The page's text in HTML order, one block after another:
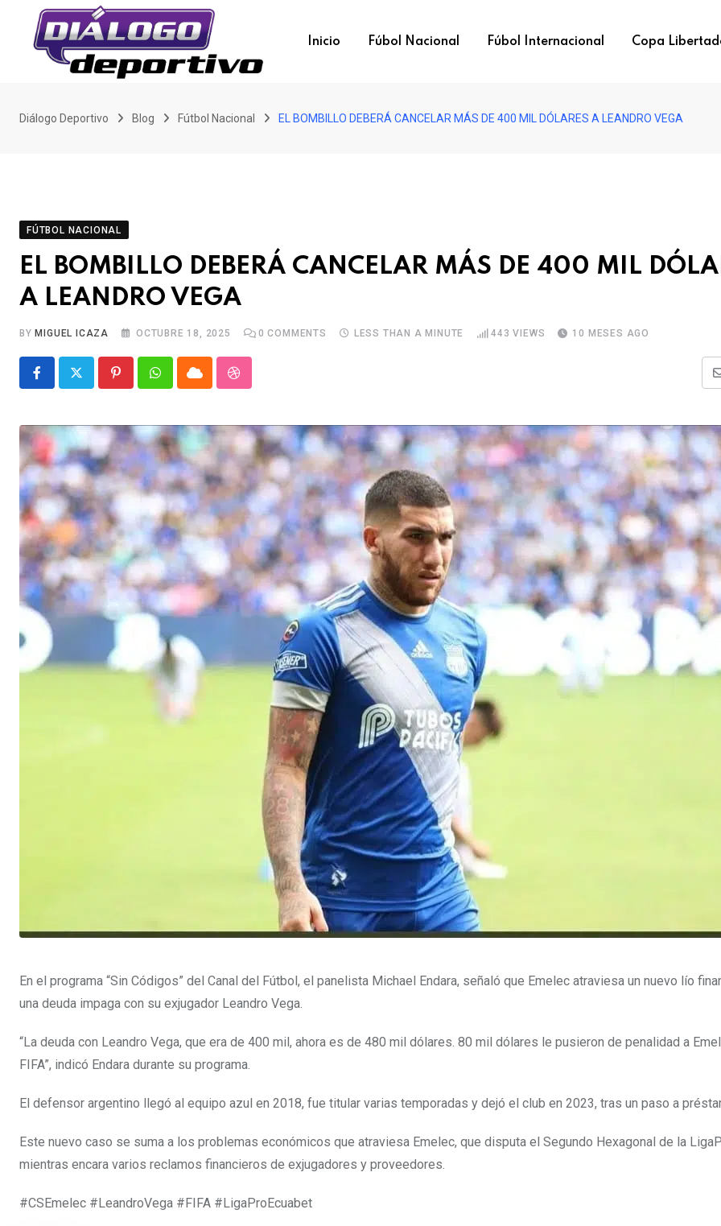
content
Inicio Fúbol Nacional Fúbol Internacional Copa
Diálogo Deportivo Blog Fútbol Nacional EL BOMBILLO DEBERÁ CANCELAR MÁS DE 400 MIL DÓLARES A LEANDRO VEGA
FÚTBOL NACIONAL
EL BOMBILLO DEBERÁ CANCELAR MÁS DE 400 MIL
A LEANDRO VEGA
BY MIGUEL ICAZA OCTUBRE 18, 2025 0 COMMENTS LESS THAN A MINUTE 443 VIEWS 10 MESES AGO
PinterestWhatsappCloud StumbleUpon
En el programa “Sin Códigos” del Canal del Fútbol, el panelista Michael Endara, señaló que Emelec atraviesa un nuevo lío
una deuda impaga con su exjugador Leandro Vega.
“La deuda con Leandro Vega, que era de 400 mil, ahora es de 480 mil dólares. 80 mil dólares le pusieron de penalidad a
FIFA”, indicó Endara durante su programa.
El defensor argentino llegó al equipo azul en 2018, fue titular varias temporadas y dejó el club en 2023, tras un paso a
Este nuevo caso se suma a los problemas económicos que atraviesa Emelec, que disputa el Segundo Hexagonal de la
mientras encara varios reclamos financieros de exjugadores y proveedores.
#CSEmelec #LeandroVega #FIFA #LigaProEcuabet